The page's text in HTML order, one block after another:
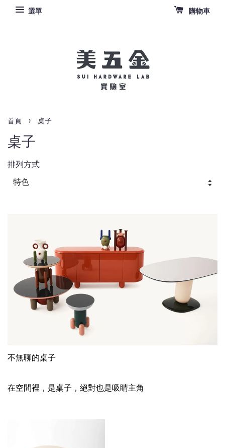
選單 購物車
首頁 › 桌子
桌子
排列方式
不無聊的桌子
在空間裡，是桌子，絕對也是吸睛主角